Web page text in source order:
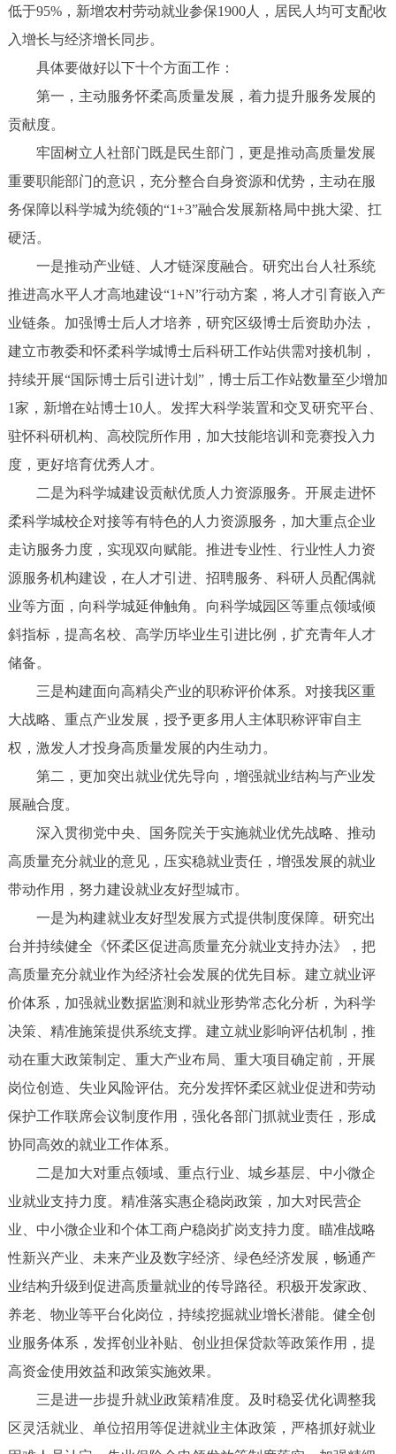
低于95%，新增农村劳动就业参保1900人，居民人均可支配收
入增长与经济增长同步。
具体要做好以下十个方面工作：
第一，主动服务怀柔高质量发展，着力提升服务发展的
贡献度。
牢固树立人社部门既是民生部门，更是推动高质量发展
重要职能部门的意识，充分整合自身资源和优势，主动在服
务保障以科学城为统领的“1+3”融合发展新格局中挑大梁、扛
硬活。
一是推动产业链、人才链深度融合。研究出台人社系统
推进高水平人才高地建设“1+N”行动方案，将人才引育嵌入产
业链条。加强博士后人才培养，研究区级博士后资助办法，
建立市教委和怀柔科学城博士后科研工作站供需对接机制，
持续开展“国际博士后引进计划”，博士后工作站数量至少增加
1家，新增在站博士10人。发挥大科学装置和交叉研究平台、
驻怀科研机构、高校院所作用，加大技能培训和竞赛投入力
度，更好培育优秀人才。
二是为科学城建设贡献优质人力资源服务。开展走进怀
柔科学城校企对接等有特色的人力资源服务，加大重点企业
走访服务力度，实现双向赋能。推进专业性、行业性人力资
源服务机构建设，在人才引进、招聘服务、科研人员配偶就
业等方面，向科学城延伸触角。向科学城园区等重点领域倾
斜指标，提高名校、高学历毕业生引进比例，扩充青年人才
储备。
三是构建面向高精尖产业的职称评价体系。对接我区重
大战略、重点产业发展，授予更多用人主体职称评审自主
权，激发人才投身高质量发展的内生动力。
第二，更加突出就业优先导向，增强就业结构与产业发
展融合度。
深入贯彻党中央、国务院关于实施就业优先战略、推动
高质量充分就业的意见，压实稳就业责任，增强发展的就业
带动作用，努力建设就业友好型城市。
一是为构建就业友好型发展方式提供制度保障。研究出
台并持续健全《怀柔区促进高质量充分就业支持办法》，把
高质量充分就业作为经济社会发展的优先目标。建立就业评
价体系，加强就业数据监测和就业形势常态化分析，为科学
决策、精准施策提供系统支撑。建立就业影响评估机制，推
动在重大政策制定、重大产业布局、重大项目确定前，开展
岗位创造、失业风险评估。充分发挥怀柔区就业促进和劳动
保护工作联席会议制度作用，强化各部门抓就业责任，形成
协同高效的就业工作体系。
二是加大对重点领域、重点行业、城乡基层、中小微企
业就业支持力度。精准落实惠企稳岗政策，加大对民营企
业、中小微企业和个体工商户稳岗扩岗支持力度。瞄准战略
性新兴产业、未来产业及数字经济、绿色经济发展，畅通产
业结构升级到促进高质量就业的传导路径。积极开发家政、
养老、物业等平台化岗位，持续挖掘就业增长潜能。健全创
业服务体系，发挥创业补贴、创业担保贷款等政策作用，提
高资金使用效益和政策实施效果。
三是进一步提升就业政策精准度。及时稳妥优化调整我
区灵活就业、单位招用等促进就业主体政策，严格抓好就业